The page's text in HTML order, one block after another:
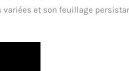
et son feuillage